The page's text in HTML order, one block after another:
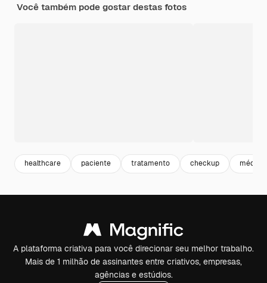
Você também pode gostar destas fotos
healthcare paciente tratamento checkup médico
A plataforma criativa para você direcionar seu melhor trabalho.
Mais de 1 milhão de assinantes entre criativos, empresas,
agências e estúdios.